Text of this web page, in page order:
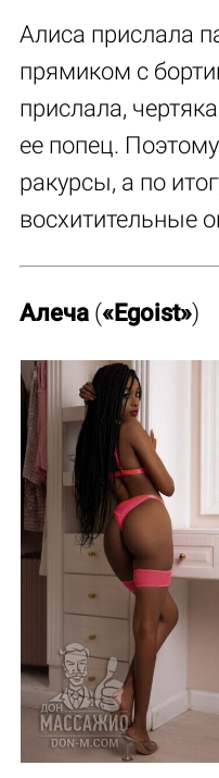
Алиса прислала
прямиком с
прислала,
ее попец.
ракурсы, а по
восхитительные
Алеча («Egoist»)